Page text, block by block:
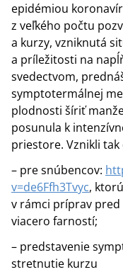
epidémiou
z veľkého počtu
a kurzy, vzniknutá
a príležitosti na
svedectvom,
symptotermálnej
plodnosti šíriť
posunula k
priestore. Vznikli
– pre snúbencov:
v=de6Ffh3Tvyc,
v rámci príprav
viacero farností;
– predstavenie
stretnutie kurzu